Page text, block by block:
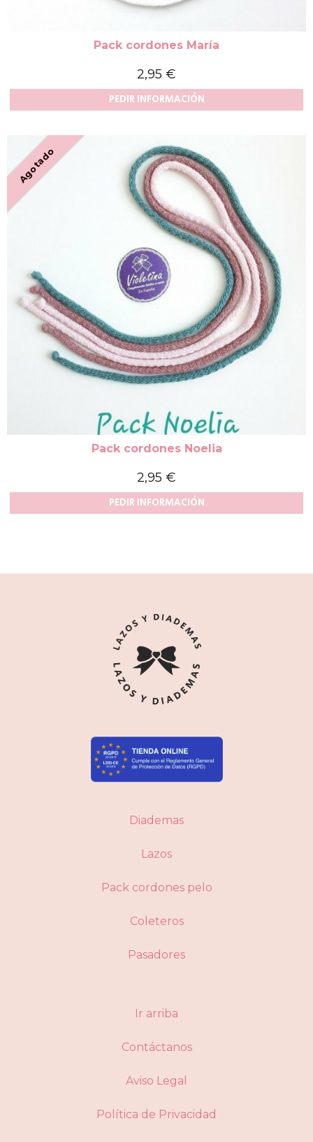
Pack cordones María
2,95 €
PEDIR INFORMACIÓN
Agotado
Pack cordones Noelia
2,95 €
PEDIR INFORMACIÓN
Diademas
Lazos
Pack cordones pelo
Coleteros
Pasadores
Ir arriba
Contáctanos
Aviso Legal
Política de Privacidad